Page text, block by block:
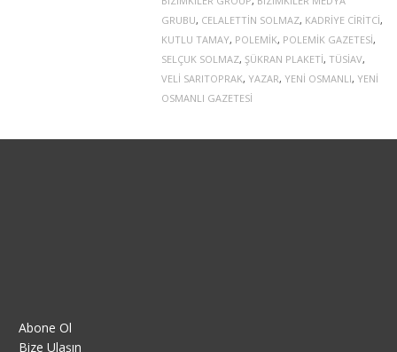
GRUBU, CELALETTIN SOLMAZ, KADRIYE CIRITCI,
KUTLU TAMAY, POLEMIK, POLEMIK GAZETESI,
SELÇUK SOLMAZ, ŞÜKRAN PLAKETI, TÜSIAV,
VELI SARITOPRAK, YAZAR, YENI OSMANLI, YENI
OSMANLI GAZETESI
Abone Ol
Bize Ulaşın